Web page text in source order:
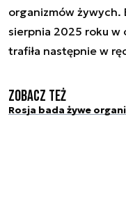
organizmów żywych.
sierpnia 2025 roku w
trafiła następnie w
Zobacz też
Rosja bada żywe